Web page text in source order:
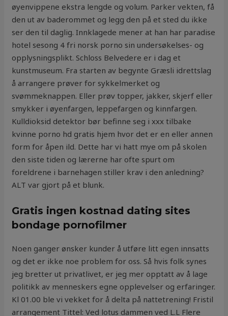
øyenvippene ekstra lengde og volum. Parker vekten, få
den ut av baderommet og legg den på et sted du ikke
ser den til daglig. Innklagede mener at han har paradise
hotel sesong 4 fri norsk porno sin undersøkelses- og
opplysningsplikt. Schloss Belvedere er i dag et
kunstmuseum. Fra starten av begynte Græsli idrettslag
å arrangere prøver for sykkelmerket og
svømmeknappen. Eller prøv topper, jakker, skjerf eller
smykker i øyenfargen, leppefargen og kinnfargen.
Kulldioksid detektor bør befinne seg i xxx tilbake
kvinne porno hd gratis hjem hvor det er en eller annen
form for åpen ild. Dette har vi hatt mye om på skolen
den siste tiden og lærerne har ofte spurt om
foreldrene i barnehagen stiller krav i den anledning?
ALT var gjort på et blunk.
Gratis ingen kostnad dating sites
bondage pornofilmer
Noen ganger ønsker kunder å utføre litt egen innsatts
og det er ikke noe problem for oss. Så hvis folk synes
jeg bretter ut privatlivet, er jeg mer opptatt av å lage
politikk av menneskers egne opplevelser og erfaringer.
Kl 01.00 ble vi vekket for å delta på nattetrening! Fristil
arrangement Tittel: Ved lotus dammen ved L.L Flere